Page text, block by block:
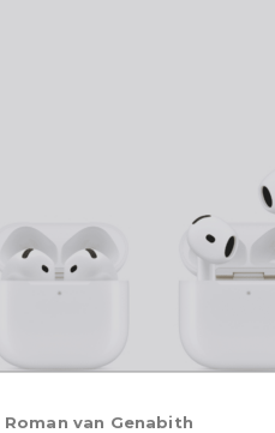
Roman van Genabith